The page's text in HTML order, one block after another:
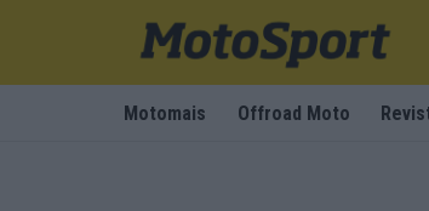
Motomais Offroad Moto